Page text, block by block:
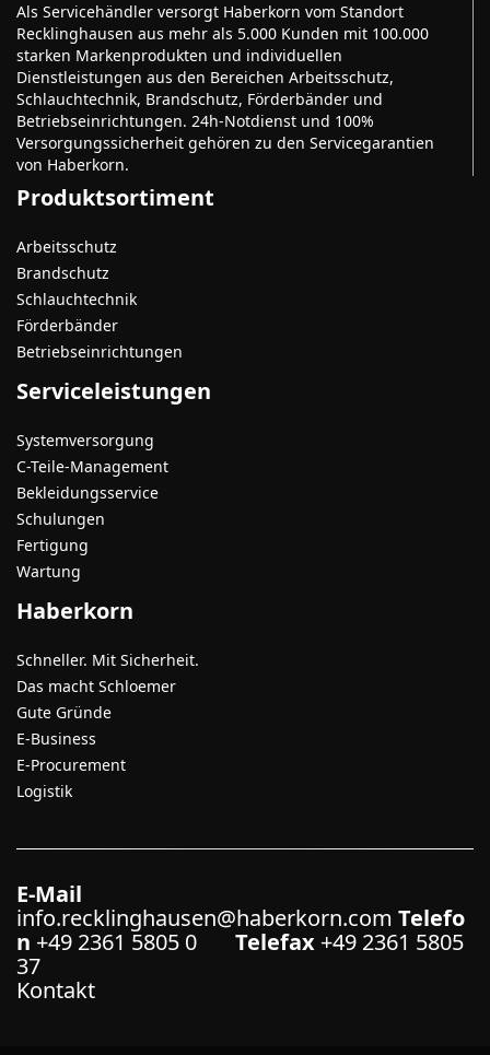
Als Servicehändler versorgt Haberkorn vom Standort
Recklinghausen aus mehr als 5.000 Kunden mit 100.000
starken Markenprodukten und individuellen
Dienstleistungen aus den Bereichen Arbeitsschutz,
Schlauchtechnik, Brandschutz, Förderbänder und
Betriebseinrichtungen. 24h-Notdienst und 100%
Versorgungssicherheit gehören zu den Servicegarantien
von Haberkorn.
Produktsortiment
Arbeitsschutz
Brandschutz
Schlauchtechnik
Förderbänder
Betriebseinrichtungen
Serviceleistungen
Systemversorgung
C-Teile-Management
Bekleidungsservice
Schulungen
Fertigung
Wartung
Haberkorn
Schneller. Mit Sicherheit.
Das macht Schloemer
Gute Gründe
E-Business
E-Procurement
Logistik
E-Mail
info.recklinghausen@haberkorn.com Telefo
n +49 2361 5805 0 Telefax +49 2361 5805
37
Kontakt